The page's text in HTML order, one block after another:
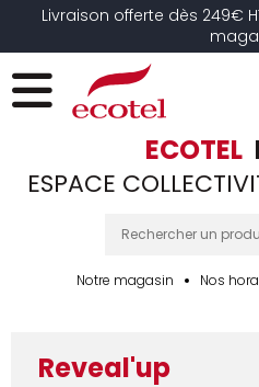
Livraison offerte dès 249€
ECOTEL
ESPACE
Notre magasin Nos
Reveal'up
Panneau de gestion des cookies